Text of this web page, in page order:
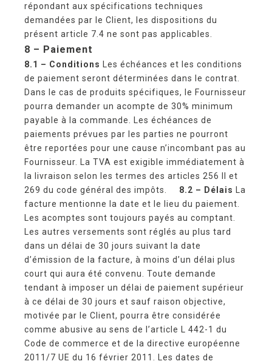
répondant aux spécifications techniques
demandées par le Client, les dispositions du
présent article 7.4 ne sont pas applicables.
8 – Paiement
8.1 – Conditions
Les échéances et les conditions
de paiement seront déterminées dans le contrat.
Dans le cas de produits spécifiques, le Fournisseur
pourra demander un acompte de 30% minimum
payable à la commande. Les échéances de
paiements prévues par les parties ne pourront
être reportées pour une cause n’incombant pas au
Fournisseur. La TVA est exigible immédiatement à
la livraison selon les termes des articles 256 II et
269 du code général des impôts.
8.2 – Délais
La
facture mentionne la date et le lieu du paiement.
Les acomptes sont toujours payés au comptant.
Les autres versements sont réglés au plus tard
dans un délai de 30 jours suivant la date
d’émission de la facture, à moins d’un délai plus
court qui aura été convenu. Toute demande
tendant à imposer un délai de paiement supérieur
à ce délai de 30 jours et sauf raison objective,
motivée par le Client, pourra être considérée
comme abusive au sens de l’article L 442-1 du
Code de commerce et de la directive européenne
2011/7 UE du 16 février 2011. Les dates de